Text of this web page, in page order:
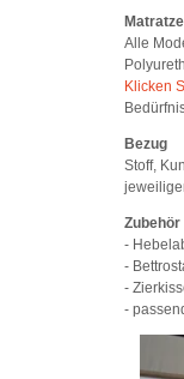
Matratze
Alle
Klicken
Bezug
Stoff,
Zubehör
-
-
-
-